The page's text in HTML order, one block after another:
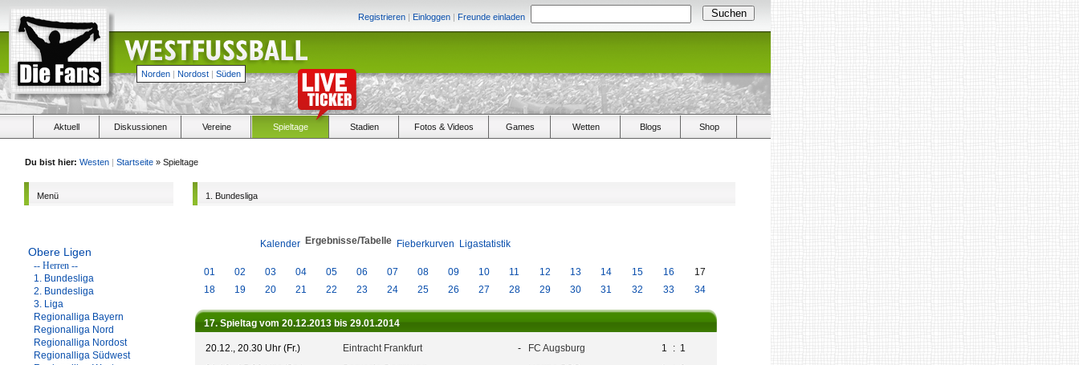
Registrieren | Einloggen | Freunde einladen
Norden | Nordost | Süden
Aktuell Diskussionen Vereine Spieltage Stadien Fotos & Videos Games Wetten Blogs Shop
Du bist hier: Westen | Startseite » Spieltage
Menü
Obere Ligen
-- Herren --
1. Bundesliga
2. Bundesliga
3. Liga
Regionalliga Bayern
Regionalliga Nord
Regionalliga Nordost
Regionalliga Südwest
1. Bundesliga
Kalender Ergebnisse/Tabelle Fieberkurven Ligastatistik
01 02 03 04 05 06 07 08 09 10 11 12 13 14 15 16
17
18
19 20 21 22 23 24 25 26 27 28 29 30 31 32 33 34
17. Spieltag vom 20.12.2013 bis 29.01.2014
20.12., 20.30 Uhr (Fr.) Eintracht Frankfurt - FC Augsburg 1 : 1